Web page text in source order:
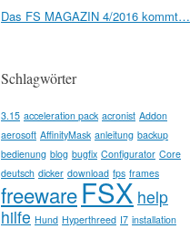
Das FS MAGAZIN 4/2016 kommt…
Schlagwörter
3.15 acceleration pack acronist Addon
aerosoft AffinityMask anleitung backup
bedienung blog bugfix Configurator Core
deutsch dicker download fps frames
freewareFSX help
hilfe Hund Hyperthreed I7 installation